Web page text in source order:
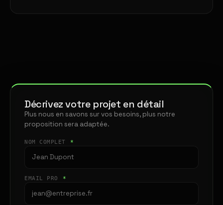
Décrivez votre projet en détail
Plus nous en savons sur vos besoins, plus notre
proposition sera adaptée.
NOM COMPLET *
EMAIL PRO *